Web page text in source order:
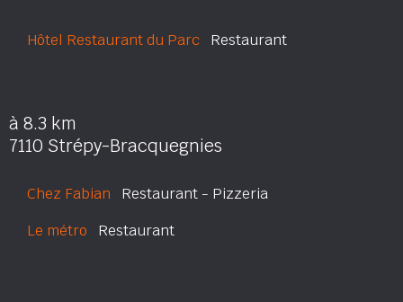
Hôtel Restaurant du Parc Restaurant
à 8.3 km
7110 Strépy-Bracquegnies
Chez Fabian Restaurant - Pizzeria
Le métro Restaurant